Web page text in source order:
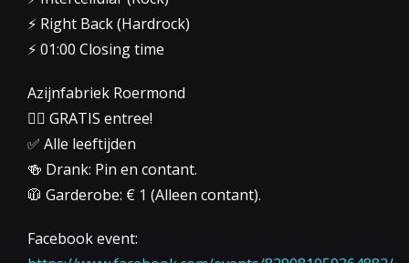
⚡️ Right Back (Hardrock)
⚡️ 01:00 Closing time
Azijnfabriek Roermond
👉🏻 GRATIS entree!
✅ Alle leeftijden
🍻 Drank: Pin en contant.
🧥 Garderobe: € 1 (Alleen contant).
Facebook event: